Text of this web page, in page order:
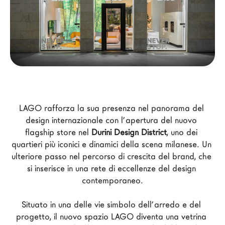
Architetti
LAGO Homes
Press
Lavora con noi
Language
LAGO rafforza la sua presenza nel panorama del
design internazionale con l’apertura del nuovo
flagship store nel Durini Design District, uno dei
quartieri più iconici e dinamici della scena milanese. Un
ulteriore passo nel percorso di crescita del brand, che
si inserisce in una rete di eccellenze del design
contemporaneo.
Situato in una delle vie simbolo dell’arredo e del
progetto, il nuovo spazio LAGO diventa una vetrina